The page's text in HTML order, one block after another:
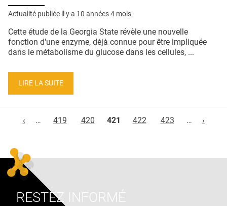
Actualité publiée il y a 10 années 4 mois
Cette étude de la Georgia State révèle une nouvelle
fonction d'une enzyme, déjà connue pour être impliquée
dans le métabolisme du glucose dans les cellules, ...
LIRE LA SUITE
‹
… 419 420 421 422 423 … ›
RESTEZ INFORMÉ